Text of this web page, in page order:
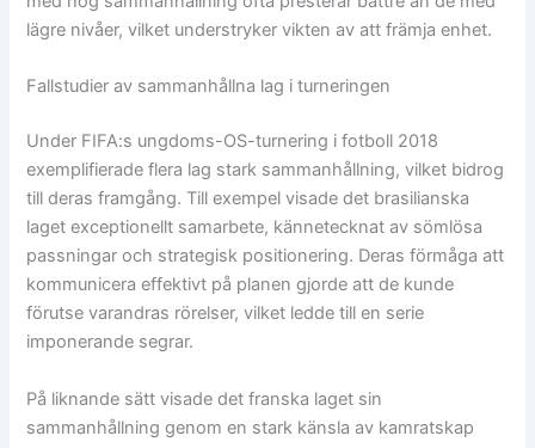
lägre nivåer, vilket understryker vikten av att främja enhet.
Fallstudier av sammanhållna lag i turneringen
Under FIFA:s ungdoms-OS-turnering i fotboll 2018
exemplifierade flera lag stark sammanhållning, vilket bidrog
till deras framgång. Till exempel visade det brasilianska
laget exceptionellt samarbete, kännetecknat av sömlösa
passningar och strategisk positionering. Deras förmåga att
kommunicera effektivt på planen gjorde att de kunde
förutse varandras rörelser, vilket ledde till en serie
imponerande segrar.
På liknande sätt visade det franska laget sin
sammanhållning genom en stark känsla av kamratskap